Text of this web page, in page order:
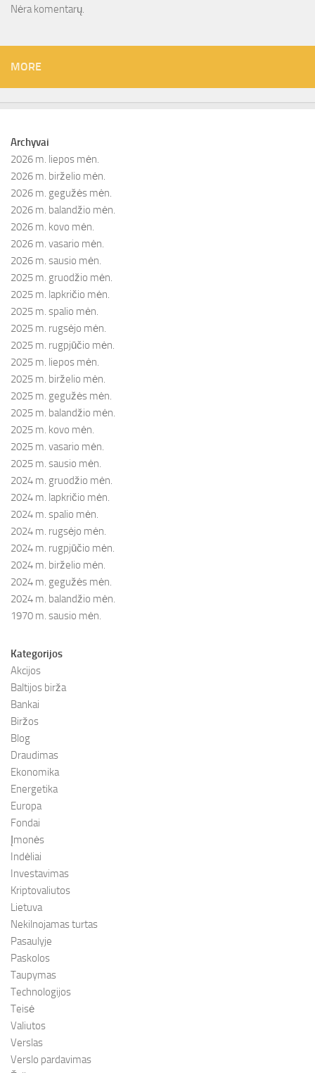
Nėra komentarų.
MORE
Archyvai
2026 m. liepos mėn.
2026 m. birželio mėn.
2026 m. gegužės mėn.
2026 m. balandžio mėn.
2026 m. kovo mėn.
2026 m. vasario mėn.
2026 m. sausio mėn.
2025 m. gruodžio mėn.
2025 m. lapkričio mėn.
2025 m. spalio mėn.
2025 m. rugsėjo mėn.
2025 m. rugpjūčio mėn.
2025 m. liepos mėn.
2025 m. birželio mėn.
2025 m. gegužės mėn.
2025 m. balandžio mėn.
2025 m. kovo mėn.
2025 m. vasario mėn.
2025 m. sausio mėn.
2024 m. gruodžio mėn.
2024 m. lapkričio mėn.
2024 m. spalio mėn.
2024 m. rugsėjo mėn.
2024 m. rugpjūčio mėn.
2024 m. birželio mėn.
2024 m. gegužės mėn.
2024 m. balandžio mėn.
1970 m. sausio mėn.
Kategorijos
Akcijos
Baltijos birža
Bankai
Biržos
Blog
Draudimas
Ekonomika
Energetika
Europa
Fondai
Įmonės
Indėliai
Investavimas
Kriptovaliutos
Lietuva
Nekilnojamas turtas
Pasaulyje
Paskolos
Taupymas
Technologijos
Teisė
Valiutos
Verslas
Verslo pardavimas